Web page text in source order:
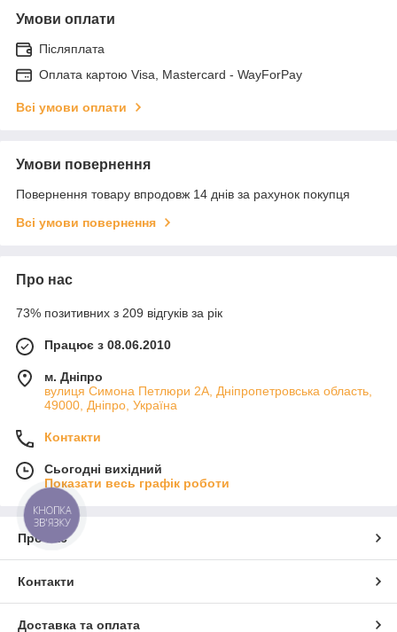
Умови оплати
Післяплата
Оплата картою Visa, Mastercard - WayForPay
Всі умови оплати
Умови повернення
Повернення товару впродовж 14 днів за рахунок покупця
Всі умови повернення
Про нас
73% позитивних з 209 відгуків за рік
Працює з 08.06.2010
м. Дніпро
вулиця Симона Петлюри 2А, Дніпропетровська область,
49000, Дніпро, Україна
Контакти
Сьогодні вихідний
Показати весь графік роботи
Про нас
Контакти
Доставка та оплата
КНОПКА
ЗВ'ЯЗКУ